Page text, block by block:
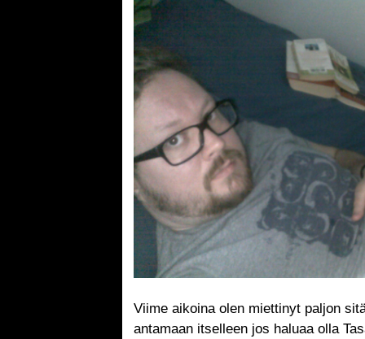
Viime aikoina olen miettinyt paljon
antamaan itselleen jos haluaa olla